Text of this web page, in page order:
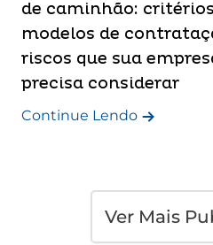
de caminhão:
modelos de
riscos que sua
precisa considerar
Continue Lendo
Ver Mais